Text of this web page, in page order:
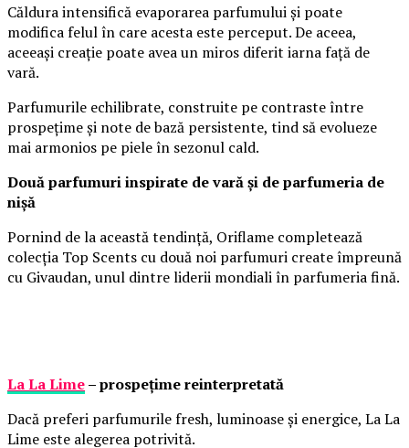
Căldura intensifică evaporarea parfumului și poate
modifica felul în care acesta este perceput. De aceea,
aceeași creație poate avea un miros diferit iarna față de
vară.
Parfumurile echilibrate, construite pe contraste între
prospețime și note de bază persistente, tind să evolueze
mai armonios pe piele în sezonul cald.
Două parfumuri inspirate de vară și de parfumeria de
nișă
Pornind de la această tendință, Oriflame completează
colecția Top Scents cu două noi parfumuri create împreună
cu Givaudan, unul dintre liderii mondiali în parfumeria fină.
La La Lime– prospețime reinterpretată
Dacă preferi parfumurile fresh, luminoase și energice, La La
Lime este alegerea potrivită.